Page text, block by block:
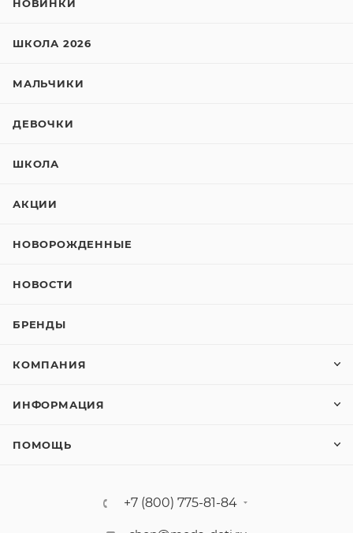
НОВИНКИ
ШКОЛА 2026
МАЛЬЧИКИ
ДЕВОЧКИ
ШКОЛА
АКЦИИ
НОВОРОЖДЕННЫЕ
НОВОСТИ
БРЕНДЫ
КОМПАНИЯ
ИНФОРМАЦИЯ
ПОМОЩЬ
+7 (800) 775-81-84